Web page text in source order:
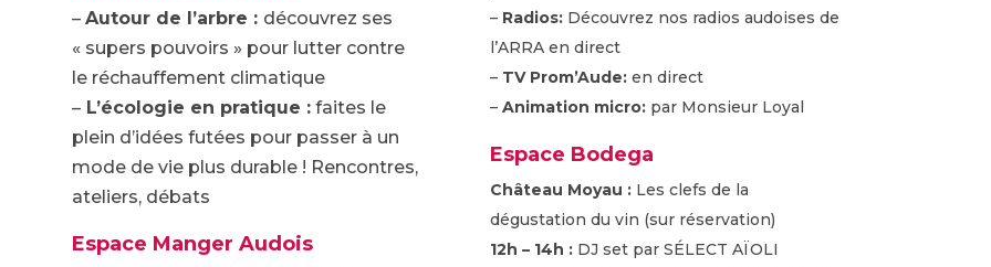
– Autour de l’arbre : découvrez ses
« supers pouvoirs » pour lutter contre
le réchauffement climatique
–L’écologie en pratique :faites le
plein d’idées futées pour passer à un
mode de vie plus durable ! Rencontres,
ateliers, débats
Espace Manger Audois
– Radios:Découvrez nos radios audoises de
l’ARRA en direct
– TV Prom’Aude:en direct
– Animation micro:par Monsieur Loyal
Espace Bodega
Château Moyau :Les clefs de la
dégustation du vin (sur réservation)
12h – 14h :DJ set par SÉLECT AÏOLI